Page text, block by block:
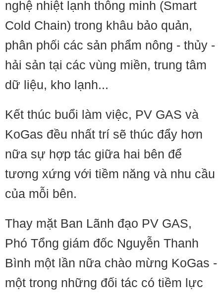
nghệ nhiệt lạnh thông minh (Smart
Cold Chain) trong khâu bảo quản,
phân phối các sản phẩm nông - thủy -
hải sản tại các vùng miền, trung tâm
dữ liệu, kho lạnh...
Kết thúc buổi làm việc, PV GAS và
KoGas đều nhất trí sẽ thúc đẩy hơn
nữa sự hợp tác giữa hai bên để
tương xứng với tiềm năng và nhu cầu
của mỗi bên.
Thay mặt Ban Lãnh đạo PV GAS,
Phó Tổng giám đốc Nguyễn Thanh
Bình một lần nữa chào mừng KoGas -
một trong những đối tác có tiềm lực